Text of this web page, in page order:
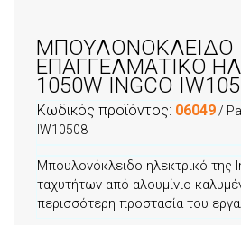
ΜΠΟΥΛΟΝΟΚΛΕΙΔΟ
ΕΠΑΓΓΕΛΜΑΤΙΚΟ
1050W INGCO
Κωδικός προϊόντος: 06049 /
IW10508
Μπουλονόκλειδο ηλεκτρικό της
ταχυτήτων από αλουμίνιο
περισσότερη προστασία του